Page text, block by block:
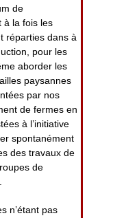
de
à la fois les
réparties dans à
pour les
aborder les
paysannes
par nos
de fermes en
à l’initiative
spontanément
des travaux de
de
n’étant pas